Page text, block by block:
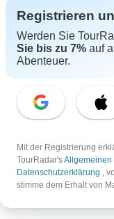
Wie groß ist die
Gruppengröße
Absolute Africa
Reiseveranstalter
Diese Reise
die maximale
ist 28, in der
0
Registrieren
Werden Sie
Sie bis zu 7% auf
Abenteuer.
Mit der Registrierung
TourRadar'sAllgemeinen
Datenschutzerklärung ,
stimme dem Erhalt von